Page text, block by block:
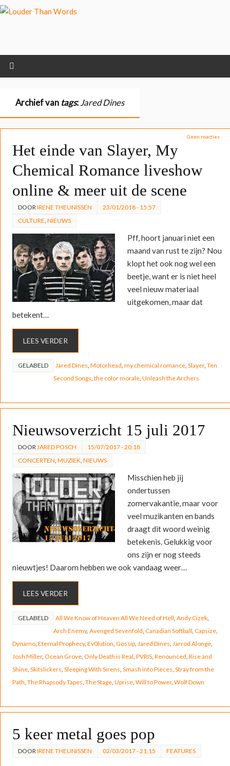
Archief van tags:Jared Dines
Geen reacties
Het einde van Slayer, My
Chemical Romance liveshow
online & meer uit de scene
DOORIRENE THEUNISSEN
23/01/2018 - 15:57
CULTURE, NIEUWS
Pff, hoort januari niet een
maand van rust te zijn? Nou
klopt het ook nog wel een
beetje, want er is niet heel
veel nieuw materiaal
uitgekomen, maar dat
betekent…
LEES VERDER
GELABELD Jared Dines, Motorhead, my chemical romance, Slayer, Ten
Second Songs, the color morale, Unleash the Archers
Nieuwsoverzicht 15 juli 2017
DOOR JARED POSCH
15/07/2017 - 20:18
CONCERTEN MUZIEK NIEUWS
Misschien heb jij
ondertussen
zomervakantie, maar voor
veel muzikanten en bands
draagt dit woord weinig
betekenis. Gelukkig voor
ons zijn er nog steeds
nieuwtjes! Daarom hebben we ook vandaag weer…
LEES VERDER
GELABELD All We Know of Heaven All We Need of Hell Andy Cizek,
Arch Enemy, Avenged Sevenfold Canadian Softball Capsize,
Dynamo, Eternal Prophecy, Ev0lution Gossip, Jared Dines Jarrod Alonge,
Josh Miller, Ocean Grove, Only Death is Real PVRIS, Renounced Rise and
Shine, Skitslickers Sleeping With Sirens Smash into Pieces Stray from the
Path The Rhapsody Tapes The Stage, Uprise, Will to Power, Wolf Down
5 keer metal goes pop
DOOR IRENE THEUNISSEN 02/03/2017 - 21:15 FEATURES